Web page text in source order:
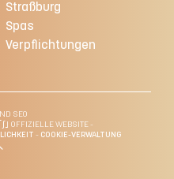
Straßburg
Spas
Verpflichtungen
SEO
∫｣ OFFIZIELLE WEBSITE-
- COOKIE-VERWALTUNG